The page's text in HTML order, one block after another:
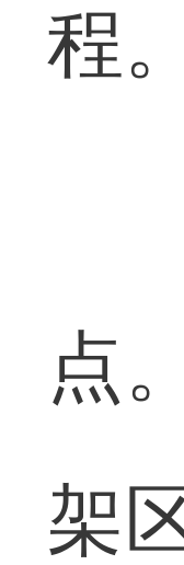
程。
点
架